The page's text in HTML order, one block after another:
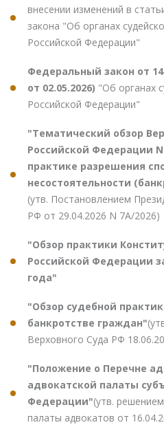
внесении изменений в
закона "Об органах
Российской Федерации"
Федеральный закон от
от 02.05.2026) "Об органах
Российской Федерации"
"Тематический обзор
Российской Федерации
практике разрешения
несостоятельности
(утв. Постановлением
РФ от 29.04.2026 N 7А/2026)
"Обзор практики
Российской Федерации
года"
"Обзор судебной
банкротстве граждан"
Верховного Суда РФ
"Положение о Перечне
адвокатской палаты
Федерации"(утв.
палаты адвокатов от